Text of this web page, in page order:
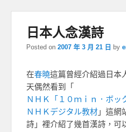
日本人念漢詩
Posted on2007 年 3 月 21 日 by
在春曉這篇曾經介紹過日本
天偶然看到「
ＮＨＫ「１０ｍｉｎ．ボッ
ＮＨＫデジタル教材 」這網
詩」裡介紹了幾首漢詩，可